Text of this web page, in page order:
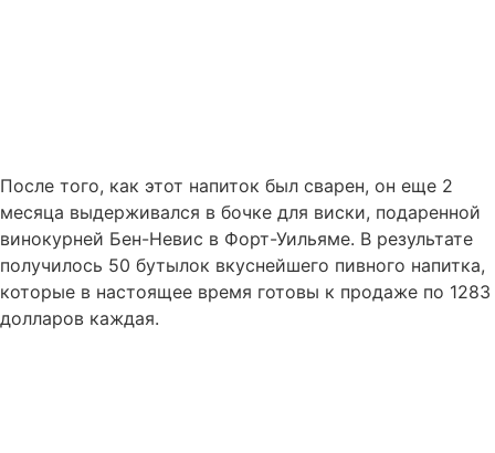
После того, как этот напиток был сварен, он еще 2
месяца выдерживался в бочке для виски, подаренной
винокурней Бен-Невис в Форт-Уильяме. В результате
получилось 50 бутылок вкуснейшего пивного напитка,
которые в настоящее время готовы к продаже по 1283
долларов каждая.